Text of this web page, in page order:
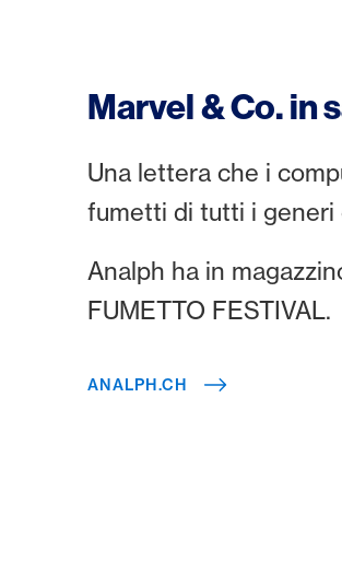
Marvel & Co. in
Una lettera che i
fumetti di tutti i generi
Analph ha in
FUMETTO FESTIVAL.
ANALPH.CH